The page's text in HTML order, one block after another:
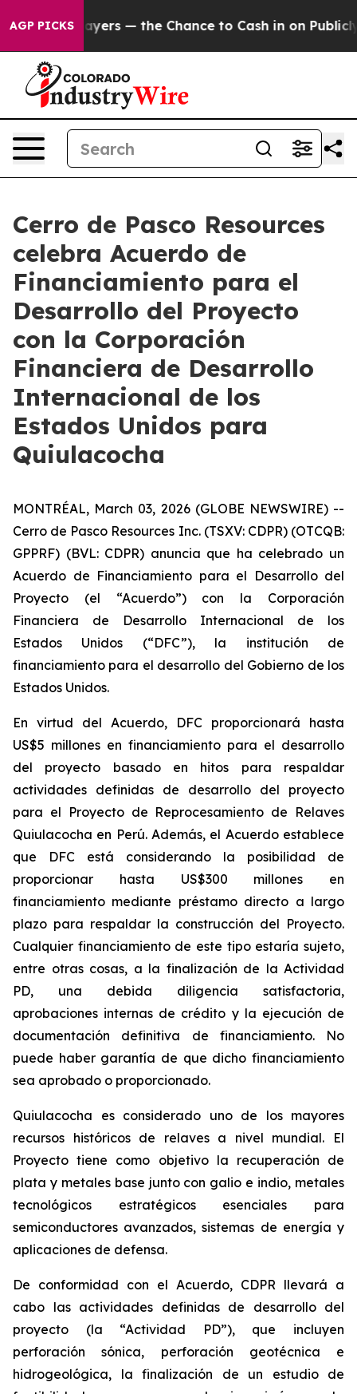
AGP PICKS— the Chance to Cash in on Publicly
Cerro de Pasco Resources
celebra Acuerdo de
Financiamiento para el
Desarrollo del Proyecto
con la Corporación
Financiera de Desarrollo
Internacional de los
Estados Unidos para
Quiulacocha
MONTRÉAL, March 03, 2026 (GLOBE NEWSWIRE) --
Cerro de Pasco Resources Inc. (TSXV: CDPR) (OTCQB:
GPPRF) (BVL: CDPR) anuncia que ha celebrado un
Acuerdo de Financiamiento para el Desarrollo del
Proyecto (el “Acuerdo”) con la Corporación
Financiera de Desarrollo Internacional de los
Estados Unidos (“DFC”), la institución de
financiamiento para el desarrollo del Gobierno de los
Estados Unidos.
En virtud del Acuerdo, DFC proporcionará hasta
US$5 millones en financiamiento para el desarrollo
del proyecto basado en hitos para respaldar
actividades definidas de desarrollo del proyecto
para el Proyecto de Reprocesamiento de Relaves
Quiulacocha en Perú. Además, el Acuerdo establece
que DFC está considerando la posibilidad de
proporcionar hasta US$300 millones en
financiamiento mediante préstamo directo a largo
plazo para respaldar la construcción del Proyecto.
Cualquier financiamiento de este tipo estaría sujeto,
entre otras cosas, a la finalización de la Actividad
PD, una debida diligencia satisfactoria,
aprobaciones internas de crédito y la ejecución de
documentación definitiva de financiamiento. No
puede haber garantía de que dicho financiamiento
sea aprobado o proporcionado.
Quiulacocha es considerado uno de los mayores
recursos históricos de relaves a nivel mundial. El
Proyecto tiene como objetivo la recuperación de
plata y metales base junto con galio e indio, metales
tecnológicos estratégicos esenciales para
semiconductores avanzados, sistemas de energía y
aplicaciones de defensa.
De conformidad con el Acuerdo, CDPR llevará a
cabo las actividades definidas de desarrollo del
proyecto (la “Actividad PD”), que incluyen
perforación sónica, perforación geotécnica e
hidrogeológica, la finalización de un estudio de